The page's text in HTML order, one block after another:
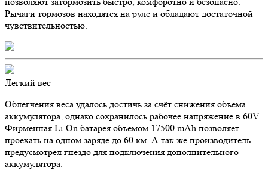
Рычаги тормозов находятся на руле и обладают достаточной
чувствительностью.
Лёгкий вес
Облегчения веса удалось достичь за счёт снижения объема
аккумулятора, однако сохранилось рабочее напряжение в 60V.
Фирменная Li-On батарея объёмом 17500 mAh позволяет
проехать на одном заряде до 60 км. А так же производитель
предусмотрел гнездо для подключения дополнительного
аккумулятора.